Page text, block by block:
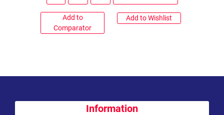
Add to
Comparator
Add to Wishlist
Information